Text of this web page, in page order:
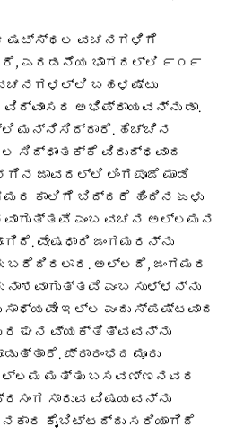
ಷಟ್ಸ್ಥಲ ವಚನಗಳಿಗೆ
ಎರಡನೆಯ ಭಾಗದಲ್ಲಿ ೯೧೯
ಬಹಳಷ್ಟು
ಅಭಿಪ್ರಾಯವನ್ನು ಡಾ.
ಮನ್ನಿಸಿದ್ದಾರೆ. ಹೆಚ್ಚಿನ
ವಿರುದ್ಧವಾದ
ಜಾವದಲ್ಲಿ ಲಿಂಗಪೂಜೆ ಮಾಡಿ
ಕಾಲಿಗೆ ಬಿದ್ದರೆ ಹಿಂದಿನ ಏಳು
ಎಂಬ ವಚನ ಅಲ್ಲಮನ
ವೇಷಧಾರಿ ಜಂಗಮರನ್ನು
ಬರೆದಿರಲಾರ. ಅಲ್ಲದೆ, ಜಂಗಮರ
ಎಂಬ ಸುಳ್ಳನ್ನು
ಇಲ್ಲ ಎಂದು ಸ್ಪಷ್ಟವಾದ
ಘನ ವ್ಯಕ್ತಿತ್ವವನ್ನು
ಪ್ರಾರಂಭದ ಮೂರು
ಅಲ್ಲಮ ಮತ್ತು ಬಸವಣ್ಣನವರ
ಸಾರುವ ವಿಷಯವನ್ನು
ಕೈಬಿಟ್ಟದ್ದು ಸರಿಯಾಗಿದೆ